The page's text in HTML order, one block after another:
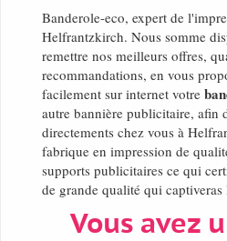
Banderole-eco, expert de
Helfrantzkirch. Nous somme
remettre nos meilleurs offres,
recommandations, en vous
facilement sur internet votre
autre bannière publicitaire, afin
directements chez vous à
fabrique en impression de
supports publicitaires ce qui
de grande qualité qui
Vous avez